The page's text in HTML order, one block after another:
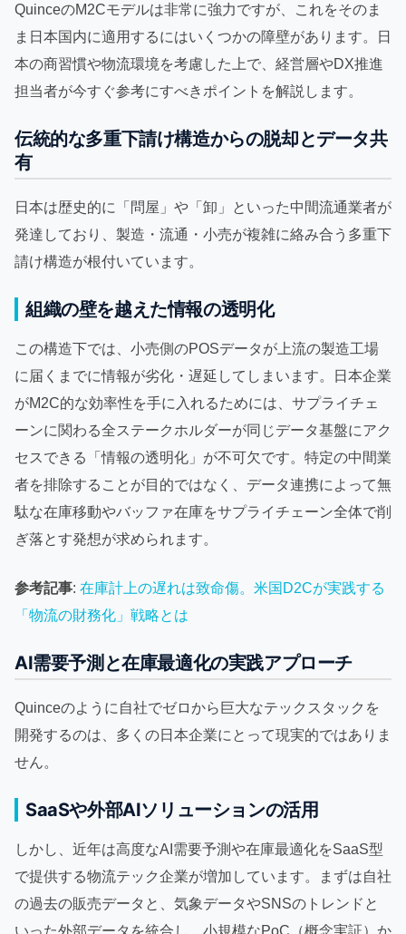
QuinceのM2Cモデルは非常に強力ですが、これをそのま
ま日本国内に適用するにはいくつかの障壁があります。日
本の商習慣や物流環境を考慮した上で、経営層やDX推進
担当者が今すぐ参考にすべきポイントを解説します。
伝統的な多重下請け構造からの脱却とデータ共
有
日本は歴史的に「問屋」や「卸」といった中間流通業者が
発達しており、製造・流通・小売が複雑に絡み合う多重下
請け構造が根付いています。
組織の壁を越えた情報の透明化
この構造下では、小売側のPOSデータが上流の製造工場
に届くまでに情報が劣化・遅延してしまいます。日本企業
がM2C的な効率性を手に入れるためには、サプライチェ
ーンに関わる全ステークホルダーが同じデータ基盤にアク
セスできる「情報の透明化」が不可欠です。特定の中間業
者を排除することが目的ではなく、データ連携によって無
駄な在庫移動やバッファ在庫をサプライチェーン全体で削
ぎ落とす発想が求められます。
参考記事: 在庫計上の遅れは致命傷。米国D2Cが実践する
「物流の財務化」戦略とは
AI需要予測と在庫最適化の実践アプローチ
Quinceのように自社でゼロから巨大なテックスタックを
開発するのは、多くの日本企業にとって現実的ではありま
せん。
SaaSや外部AIソリューションの活用
しかし、近年は高度なAI需要予測や在庫最適化をSaaS型
で提供する物流テック企業が増加しています。まずは自社
の過去の販売データと、気象データやSNSのトレンドと
いった外部データを統合し、小規模なPoC（概念実証）か